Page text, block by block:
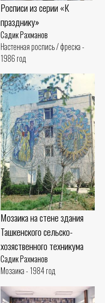
Росписи из серии «К
празднику»
Садик Рахманов
Настенная роспись / фреска -
1986 год
Мозаика на стене здания
Ташкенского сельско-
хозяственного техникума
Садик Рахманов
Мозаика - 1984 год